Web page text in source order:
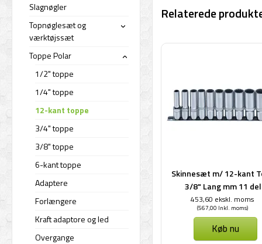
Relaterede
Skinnesæt m/ 12-kant
3/8" Lang mm 11
453,60 ekskl. moms
(567,00 Inkl. moms)
Køb nu
Slagnøgler
Topnøglesæt og
værktøjssæt
›
Toppe Polar ›
1/2" toppe
1/4" toppe
12-kant toppe
3/4" toppe
3/8" toppe
6-kant toppe
Adaptere
Forlængere
Kraft adaptore og led
Overgange